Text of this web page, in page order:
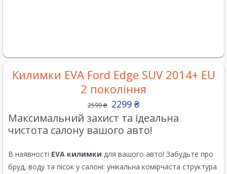
Килимки EVA Ford Edge SUV 2014+ EU
2 покоління
2599₴ 2299 ₴
Максимальний захист та ідеальна
чистота салону вашого авто!
В наявності EVA килимки для вашого авто! Забудьте про
бруд, воду та пісок у салоні: унікальна комірчаста структура